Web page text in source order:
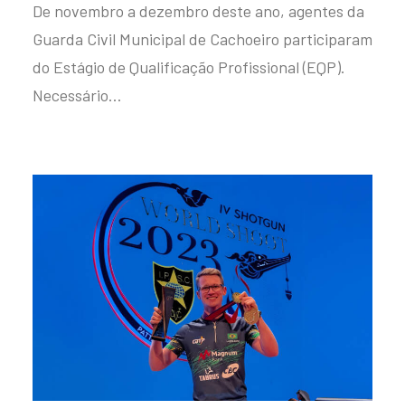
De novembro a dezembro deste ano, agentes da
Guarda Civil Municipal de Cachoeiro participaram
do Estágio de Qualificação Profissional (EQP).
Necessário…